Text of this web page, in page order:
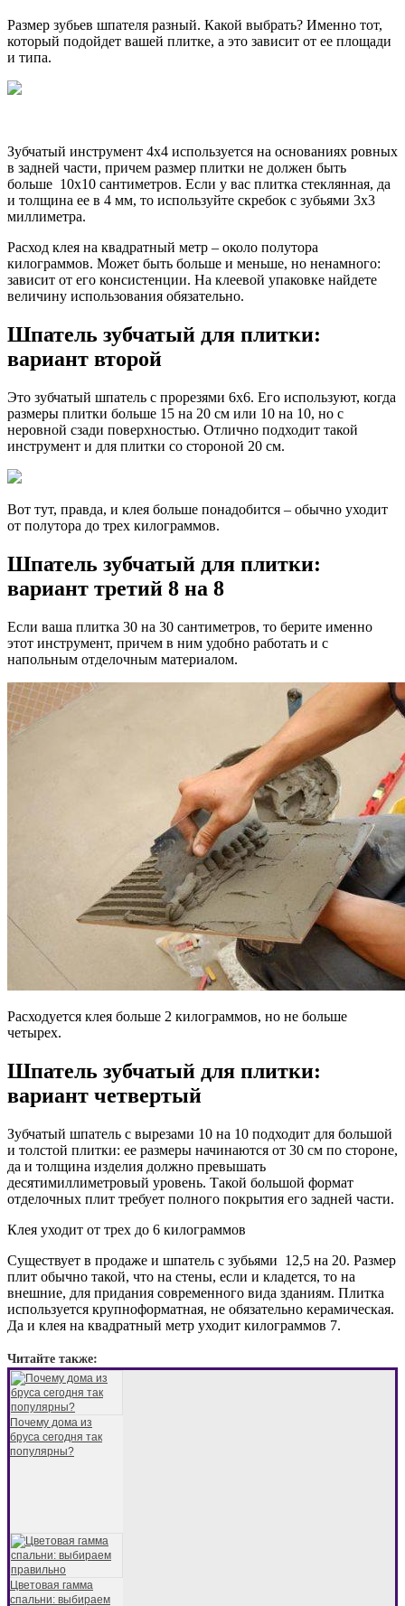
Размер зубьев шпателя разный. Какой выбрать? Именно тот,
который подойдет вашей плитке, а это зависит от ее площади
и типа.
Зубчатый инструмент 4х4 используется на основаниях ровных
в задней части, причем размер плитки не должен быть
больше 10х10 сантиметров. Если у вас плитка стеклянная, да
и толщина ее в 4 мм, то используйте скребок с зубьями 3х3
миллиметра.
Расход клея на квадратный метр – около полутора
килограммов. Может быть больше и меньше, но ненамного:
зависит от его консистенции. На клеевой упаковке найдете
величину использования обязательно.
Шпатель зубчатый для плитки:
вариант второй
Это зубчатый шпатель с прорезями 6х6. Его используют, когда
размеры плитки больше 15 на 20 см или 10 на 10, но с
неровной сзади поверхностью. Отлично подходит такой
инструмент и для плитки со стороной 20 см.
Вот тут, правда, и клея больше понадобится – обычно уходит
от полутора до трех килограммов.
Шпатель зубчатый для плитки:
вариант третий 8 на 8
Если ваша плитка 30 на 30 сантиметров, то берите именно
этот инструмент, причем в ним удобно работать и с
напольным отделочным материалом.
Расходуется клея больше 2 килограммов, но не больше
четырех.
Шпатель зубчатый для плитки:
вариант четвертый
Зубчатый шпатель с вырезами 10 на 10 подходит для большой
и толстой плитки: ее размеры начинаются от 30 см по стороне,
да и толщина изделия должно превышать
десятимиллиметровый уровень. Такой большой формат
отделочных плит требует полного покрытия его задней части.
Клея уходит от трех до 6 килограммов
Существует в продаже и шпатель с зубьями 12,5 на 20. Размер
плит обычно такой, что на стены, если и кладется, то на
внешние, для придания современного вида зданиям. Плитка
используется крупноформатная, не обязательно керамическая.
Да и клея на квадратный метр уходит килограммов 7.
Читайте также:
Почему дома из
бруса сегодня так
популярны?
Цветовая гамма
спальни: выбираем